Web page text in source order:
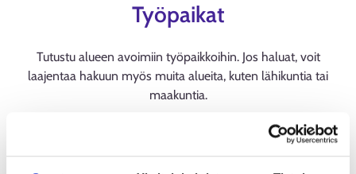
Työpaikat
Tutustu alueen avoimiin työpaikkoihin. Jos haluat, voit
laajentaa hakuun myös muita alueita, kuten lähikuntia tai
maakuntia.